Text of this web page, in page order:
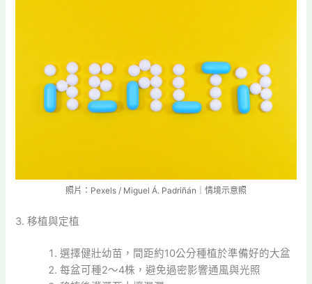
照片：Pexels / Miguel Á. Padriñán｜情境示意照
3. 移植與定植
選擇健壯幼苗，間距約10公分種植於準備好的大盆
每盆可種2～4株，避免過密影響通風與光照